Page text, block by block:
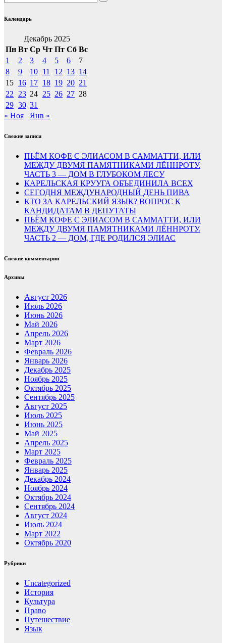
Календарь
Декабрь 2025
Пн Вт Ср Чт Пт Сб Вс
1
2 3 4 5 6
7
8
9 10 11 12 13 14
15 16 17 18 19 20 21
22
23 24 25 26 27 28
29 30 31
« Ноя
Янв »
Свежие записи
ПЬЁМ КОФЕ С ЭЛИАСОМ В САММАТТИ, ИЛИ
МЕЖДУ ДВУМЯ ПАМЯТНИКАМИ ЛЁННРОТУ.
ЧАСТЬ 3 — ДОМ В ГЛУБОКОМ ЛЕСУ
КАРЕЛЬСКАЯ КРУУГА ОБЪЕДИНИЛА ВСЕХ
СЕГОДНЯ МЕЖДУНАРОДНЫЙ ДЕНЬ ПИВА
КТО ЗА КАРЕЛЬСКИЙ ЯЗЫК? ВОПРОС К
КАНДИДАТАМ В ДЕПУТАТЫ
ПЬЁМ КОФЕ С ЭЛИАСОМ В САММАТТИ, ИЛИ
МЕЖДУ ДВУМЯ ПАМЯТНИКАМИ ЛЁННРОТУ.
ЧАСТЬ 2 — ДОМ, ГДЕ РОДИЛСЯ ЭЛИАС
Свежие комментарии
Архивы
Август 2026
Июль 2026
Июнь 2026
Май 2026
Апрель 2026
Март 2026
Февраль 2026
Январь 2026
Декабрь 2025
Ноябрь 2025
Октябрь 2025
Сентябрь 2025
Август 2025
Июль 2025
Июнь 2025
Май 2025
Апрель 2025
Март 2025
Февраль 2025
Январь 2025
Декабрь 2024
Ноябрь 2024
Октябрь 2024
Сентябрь 2024
Август 2024
Июль 2024
Март 2022
Октябрь 2020
Рубрики
Uncategorized
История
Культура
Право
Путешествие
Язык